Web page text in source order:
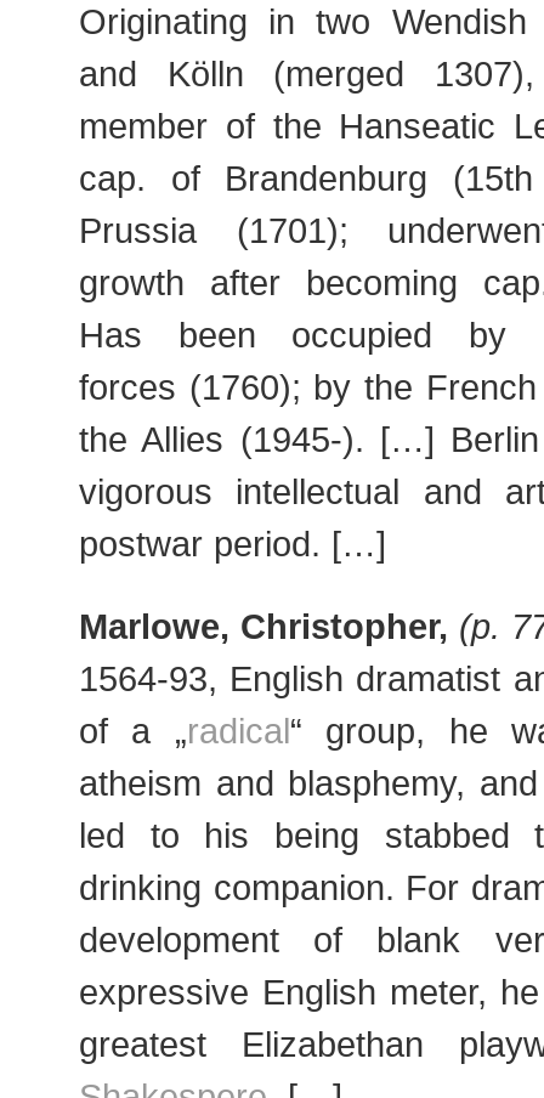
Originating in two Wendish
and Kölln (merged
member of the Hanseatic
cap. of Brandenburg
Prussia (1701);
growth after becoming
Has been occupied by
forces (1760); by the
the Allies (1945-). […]
vigorous intellectual and
postwar period. […]
Marlowe, Christopher, (p.
1564-93, English dramatist
of a „radical“ group, he
atheism and blasphemy,
led to his being stabbed
drinking companion. For
development of blank
expressive English meter,
greatest Elizabethan